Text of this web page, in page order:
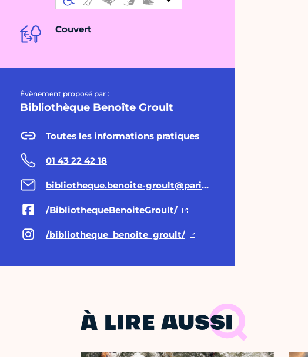
Couvert
Évènement proposé par :
Bibliothèque Benoîte Groult
Toutes les informations pratiques
01 43 22 42 18
bibliotheque.benoite-groult@paris.fr
/BibliothequeBenoiteGroult/
/bibliotheque_benoite_groult/
À LIRE AUSSI